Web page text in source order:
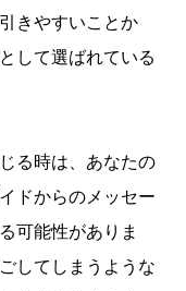
きやすいことか
して選ばれている
る時は、あなたの
ドからのメッセー
可能性がありま
してしまうような